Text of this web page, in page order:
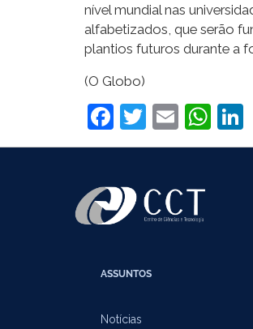
nível mundial nas
alfabetizados, que serão
plantios futuros durante a
(O Globo)
Facebook
Twitter
Email
ASSUNTOS
Notícias